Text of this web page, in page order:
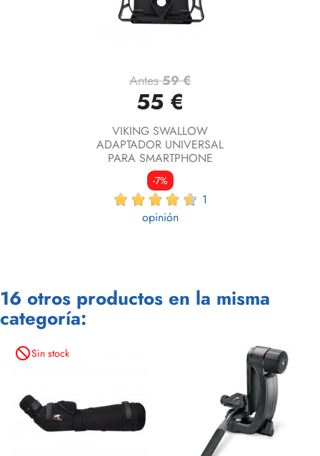
Antes59 €
55 €
VIKING SWALLOW
ADAPTADOR UNIVERSAL
PARA SMARTPHONE
-7%
1
opinión
16 otros productos en la misma
categoría:
not_interestedSin stock